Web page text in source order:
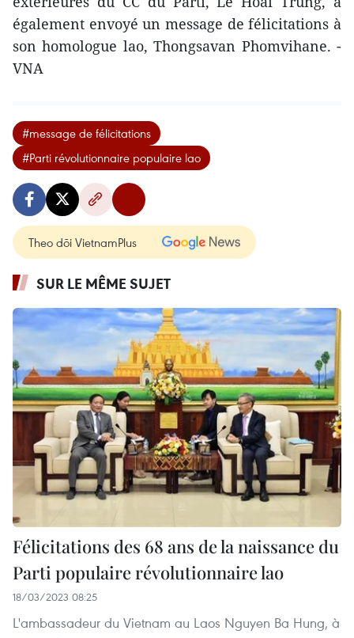
également envoyé un message de félicitations à
son homologue lao, Thongsavan Phomvihane. -
VNA
#message de félicitations
#Parti révolutionnaire populaire lao
Theo dõi VietnamPlus
SUR LE MÊME SUJET
Félicitations des 68 ans de la naissance du
Parti populaire révolutionnaire lao
18/03/2023 08:25
L'ambassadeur du Vietnam au Laos Nguyen Ba Hung, à